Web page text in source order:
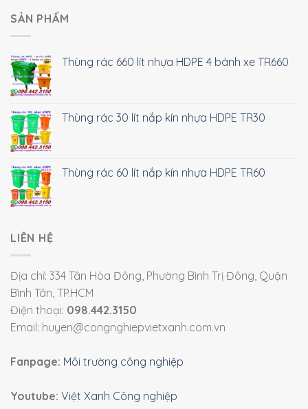
SẢN PHẨM
Thùng rác 660 lít nhựa HDPE 4 bánh xe TR660
Thùng rác 30 lít nắp kín nhựa HDPE TR30
Thùng rác 60 lít nắp kín nhựa HDPE TR60
LIÊN HỆ
Địa chỉ: 334 Tân Hòa Đông, Phường Bình Trị Đông, Quận
Bình Tân, TP.HCM
Điện thoại: 098.442.3150
Email: huyen@congnghiepvietxanh.com.vn
Fanpage: Môi trường công nghiệp
Youtube: Việt Xanh Công nghiệp